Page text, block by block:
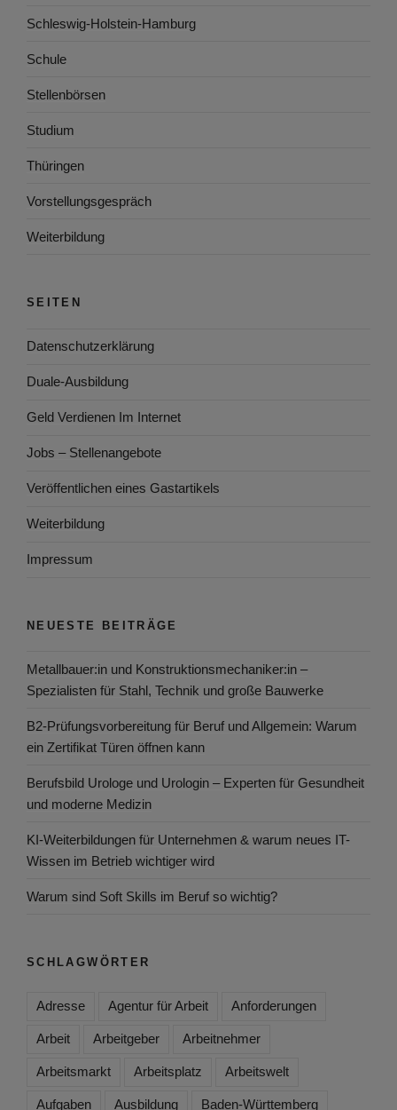
Schleswig-Holstein-Hamburg
Schule
Stellenbörsen
Studium
Thüringen
Vorstellungsgespräch
Weiterbildung
SEITEN
Datenschutzerklärung
Duale-Ausbildung
Geld Verdienen Im Internet
Jobs – Stellenangebote
Veröffentlichen eines Gastartikels
Weiterbildung
Impressum
NEUESTE BEITRÄGE
Metallbauer:in und Konstruktionsmechaniker:in –
Spezialisten für Stahl, Technik und große Bauwerke
B2-Prüfungsvorbereitung für Beruf und Allgemein: Warum
ein Zertifikat Türen öffnen kann
Berufsbild Urologe und Urologin – Experten für Gesundheit
und moderne Medizin
KI-Weiterbildungen für Unternehmen & warum neues IT-
Wissen im Betrieb wichtiger wird
Warum sind Soft Skills im Beruf so wichtig?
SCHLAGWÖRTER
Adresse Agentur für Arbeit Anforderungen
Arbeit Arbeitgeber Arbeitnehmer
Arbeitsmarkt Arbeitsplatz Arbeitswelt
Aufgaben Ausbildung Baden-Württemberg